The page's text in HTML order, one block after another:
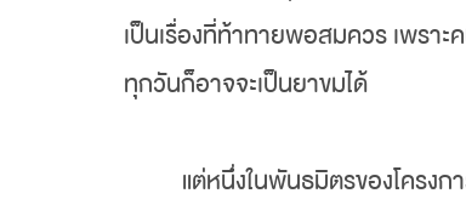
เป็นเรื่องที่ท้าทายพอสมควร เพราะ
ทุกวันก็อาจจะเป็นยาขมได้
แต่หนึ่งในพันธมิตรของโครง